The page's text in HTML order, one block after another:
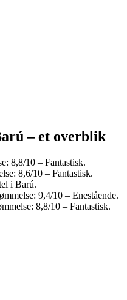
– et overblik
8,8/10 – Fantastisk.
8,6/10 – Fantastisk.
i Barú.
9,4/10 – Enestående.
8,8/10 – Fantastisk.